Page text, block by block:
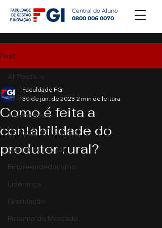
Central do Aluno
0800 006 0070
Post
All Posts
Agronegócio
Mercado de Capitais
Marketing Digital
Empreendedorismo
Liderança
Graduação
Resumo do Mercado
All Posts
Como é feita a
contabilidade do
produtor rural?
Faculdade FGI
30 de jun. de 2023 2 min de leitura